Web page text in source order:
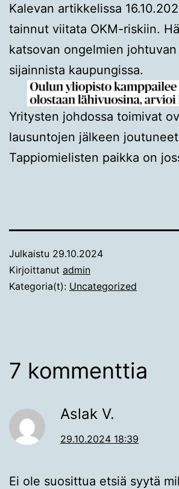
Kalevan artikkelissa
tainnut viitata OKM-riskiin.
katsovan ongelmien
sijainnista kaupungissa.
Yritysten johdossa toimivat
lausuntojen jälkeen
Tappiomielisten paikka on
Julkaistu 29.10.2024
Kirjoittanut admin
Kategoria(t): Uncategorized
7 kommenttia
Aslak V.
29.10.2024 18:39
Ei ole suosittua etsiä syytä